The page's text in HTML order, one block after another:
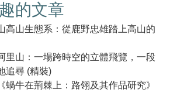
的文章
高山生態系：從鹿野忠雄踏上高山的
里山：一場跨時空的立體飛覽，一段
追尋 (精裝)
蝸牛在荊棘上：路翎及其作品研究》